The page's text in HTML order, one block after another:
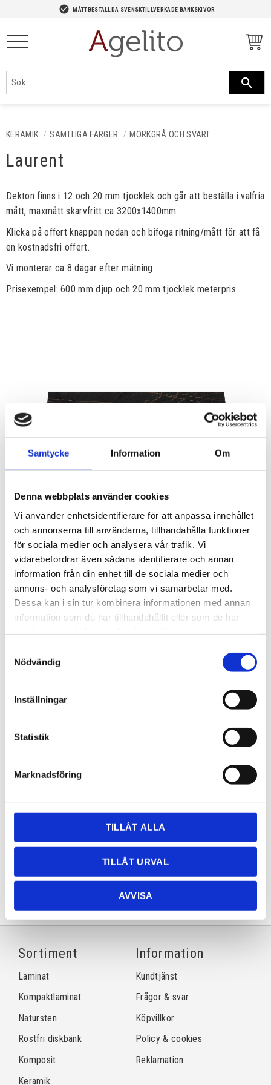
Samtycke Information Om
Denna webbplats använder cookies
Vi använder enhetsidentifierare för att anpassa innehållet
och annonserna till användarna, tillhandahålla funktioner
för sociala medier och analysera vår trafik. Vi
vidarebefordrar även sådana identifierare och annan
information från din enhet till de sociala medier och
annons- och analysföretag som vi samarbetar med.
Dessa kan i sin tur kombinera informationen med annan
information som du har tillhandahållit eller som de har
Nödvändig
Inställningar
Statistik
Marknadsföring
TILLÅT ALLA
TILLÅT URVAL
AVVISA
check_circle MÅTTBESTÄLLDA SVENSKTILLVERKADE BÄNKSKIVOR
KERAMIK SAMTLIGA FÄRGER MÖRKGRÅ OCH SVART
Laurent
Dekton finns i 12 och 20 mm tjocklek och går att beställa i valfria
mått, maxmått skarvfritt ca 3200x1400mm. ​​
Klicka på offert knappen nedan och bifoga ritning/mått för att få
en kostnadsfri offert.
Vi monterar ca 8 dagar efter mätning.
Prisexempel: 600 mm djup och 20 mm tjocklek meterpris
Lagervara
Läs mer
cosentino.com/sv-se/dekton/
Dela med dig
Facebook
TwitterLinkedIn
Sortiment
Laminat
Kompaktlaminat
Natursten
Rostfri diskbänk
Komposit
Keramik
Information
Kundtjänst
Frågor & svar
Köpvillkor
Policy & cookies
Reklamation